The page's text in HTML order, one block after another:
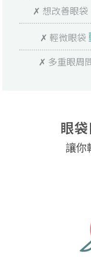
✗ 想改善眼袋
✗ 輕微眼袋
✗ 多重眼周
眼
讓你